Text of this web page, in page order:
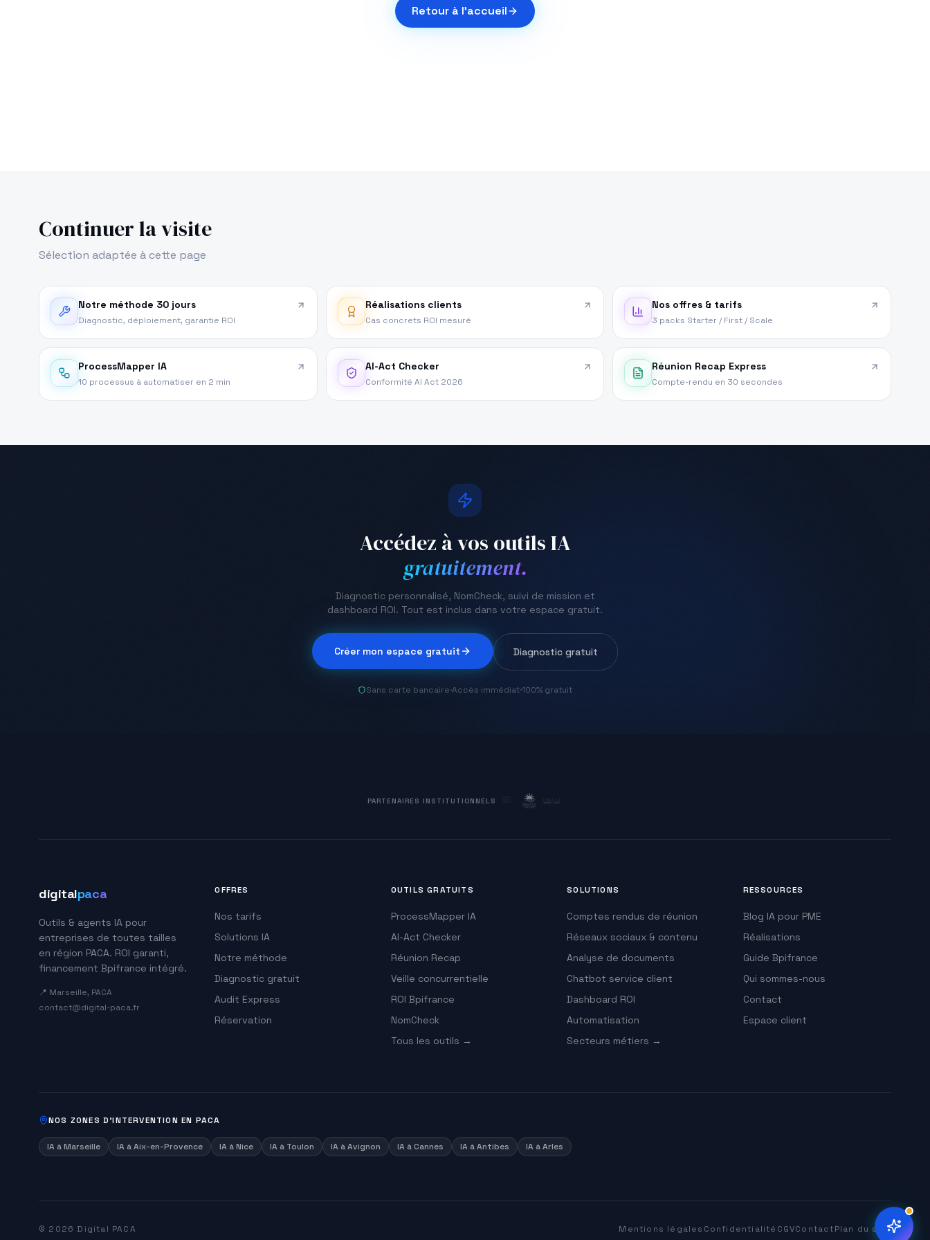
Retour à l'accueil
Continuer la visite
Sélection adaptée à cette page
Notre méthode 30 jours
Diagnostic, déploiement, garantie ROI
Réalisations clients
Cas concrets ROI mesuré
Nos offres & tarifs
3 packs Starter / First / Scale
ProcessMapper IA
10 processus à automatiser en 2 min
AI-Act Checker
Conformité AI Act 2026
Réunion Recap Express
Compte-rendu en 30 secondes
Accédez à vos outils IA
gratuitement.
Diagnostic personnalisé, NomCheck, suivi de mission et
dashboard ROI. Tout est inclus dans votre espace gratuit.
Créer mon espace gratuit Diagnostic gratuit
Sans carte bancaire·Accès immédiat·100% gratuit
PARTENAIRES INSTITUTIONNELS
digitalpaca
Outils & agents IA pour
entreprises de toutes tailles
en région PACA. ROI garanti,
financement Bpifrance intégré.
📍 Marseille, PACA
contact@digital-paca.fr
OFFRES
Nos tarifs
Solutions IA
Notre méthode
Diagnostic gratuit
Audit Express
Réservation
OUTILS GRATUITS
ProcessMapper IA
AI-Act Checker
Réunion Recap
Veille concurrentielle
ROI Bpifrance
NomCheck
Tous les outils →
SOLUTIONS
Comptes rendus de réunion
Réseaux sociaux & contenu
Analyse de documents
Chatbot service client
Dashboard ROI
Automatisation
Secteurs métiers →
RESSOURCES
Blog IA pour PME
Réalisations
Guide Bpifrance
Qui sommes-nous
Contact
Espace client
NOS ZONES D'INTERVENTION EN PACA
IA àMarseille IA àAix-en-Provence IA àNice IA à Toulon IA àAvignon IA àCannes IA àAntibes IA àArles
© 2026 Digital PACA Mentions légales Confidentialité CGVContactPlan du site